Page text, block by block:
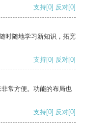
支持[0] 反对[0]
时随地学习新知识，拓宽
支持[0] 反对[0]
常方便。功能的布局也
支持[0] 反对[0]